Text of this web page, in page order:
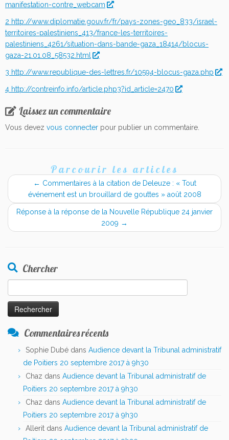
manifestation-contre_webcam
2 http://www.diplomatie.gouv.fr/fr/pays-zones-geo_833/israel-
territoires-palestiniens_413/france-les-territoires-
palestiniens_4261/situation-dans-bande-gaza_18414/blocus-
gaza-21.01.08_58532.html
3 http://www.republique-des-lettres.fr/10594-blocus-gaza.php
4 http://contreinfo.info/article.php3?id_article=2470
Laissez un commentaire
Vous devez vous connecter pour publier un commentaire.
Parcourir les articles
← Commentaires à la citation de Deleuze : « Tout
événement est un brouillard de gouttes » août 2008
Réponse à la réponse de la Nouvelle République 24 janvier
2009 →
Chercher
Commentaires récents
Sophie Dubé dans Audience devant la Tribunal administratif
de Poitiers 20 septembre 2017 à 9h30
Chaz dans Audience devant la Tribunal administratif de
Poitiers 20 septembre 2017 à 9h30
Chaz dans Audience devant la Tribunal administratif de
Poitiers 20 septembre 2017 à 9h30
Allerit dans Audience devant la Tribunal administratif de